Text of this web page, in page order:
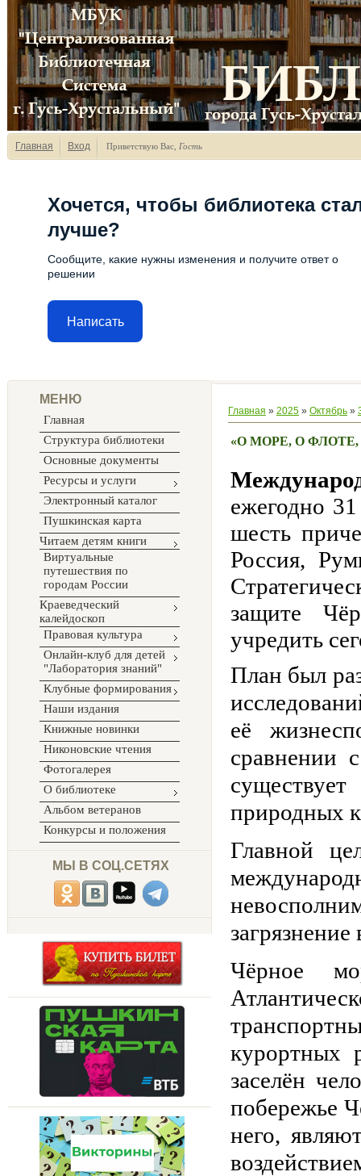
Главная Вход Приветствую Вас Гость
Хочется, чтобы библиотека
лучше?
Сообщите, какие нужны изменения и получите ответ о
решении
Написать
МЕНЮ
Главная
Структура библиотеки
Основные документы
Ресурсы и услуги
Электронный каталог
Пушкинская карта
Читаем детям книги
Виртуальные
путешествия по
городам России
Краеведческий
калейдоскоп
Правовая культура
Онлайн-клуб для детей
"Лаборатория знаний"
Клубные формирования
Наши издания
Книжные новинки
Никоновские чтения
Фотогалерея
О библиотеке
Альбом ветеранов
Конкурсы и положения
МЫ В СОЦ.СЕТЯХ
Главная » 2025 » Октябрь »
«О МОРЕ, О ФЛОТЕ,
ежегодно
шесть
Россия,
защите
учредить
План был
её
сравнении
природных
Главной
Чёрное
курортных
заселён
побережье
него,